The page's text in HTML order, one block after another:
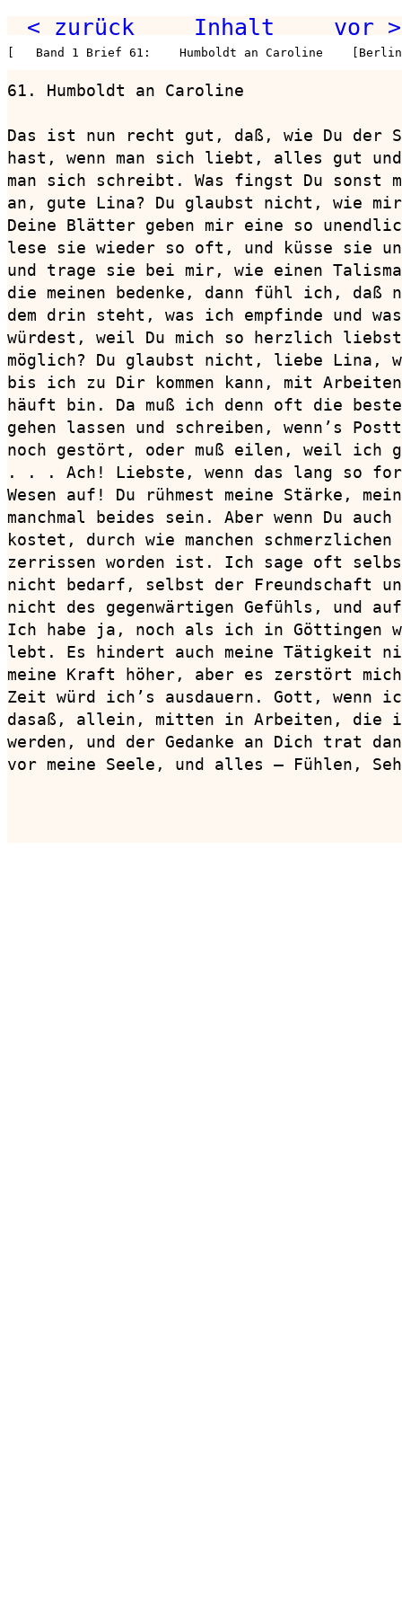
< zurück Inhalt vor >
[   Band 1 Brief 61:    Humboldt an Caroline
61. Humboldt an Caroline
Das ist nun recht gut, daß, wie Du der
hast, wenn man sich liebt, alles gut
man sich schreibt. Was fingst Du sonst
an, gute Lina? Du glaubst nicht, wie mir
Deine Blätter geben mir eine so
lese sie wieder so oft, und küsse sie
und trage sie bei mir, wie einen
die meinen bedenke, dann fühl ich,
dem drin steht, was ich empfinde und
würdest, weil Du mich so herzlich
möglich? Du glaubst nicht, liebe Lina,
bis ich zu Dir kommen kann, mit
häuft bin. Da muß ich denn oft die
gehen lassen und schreiben, wenn’s
noch gestört, oder muß eilen, weil ich
. . . Ach! Liebste, wenn das lang so
Wesen auf! Du rühmest meine Stärke,
manchmal beides sein. Aber wenn Du
kostet, durch wie manchen schmerzlichen
zerrissen worden ist. Ich sage oft
nicht bedarf, selbst der Freundschaft
nicht des gegenwärtigen Gefühls, und
Ich habe ja, noch als ich in Göttingen
lebt. Es hindert auch meine Tätigkeit
meine Kraft höher, aber es zerstört
Zeit würd ich’s ausdauern. Gott, wenn
dasaß, allein, mitten in Arbeiten, die
werden, und der Gedanke an Dich trat
vor meine Seele, und alles — Fühlen,